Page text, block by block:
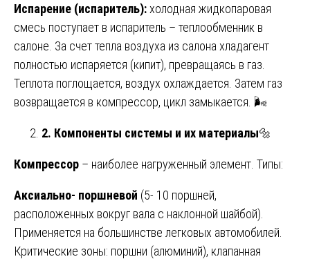
Испарение (испаритель):холодная жидкопаровая
смесь поступает в испаритель – теплообменник в
салоне. За счет тепла воздуха из салона хладагент
полностью испаряется (кипит), превращаясь в газ.
Теплота поглощается, воздух охлаждается. Затем газ
возвращается в компрессор, цикл замыкается. 🌬️
2. Компоненты системы и их материалы🔩
Компрессор – наиболее нагруженный элемент. Типы:
Аксиально- поршневой (5- 10 поршней,
расположенных вокруг вала с наклонной шайбой).
Применяется на большинстве легковых автомобилей.
Критические зоны: поршни (алюминий), клапанная